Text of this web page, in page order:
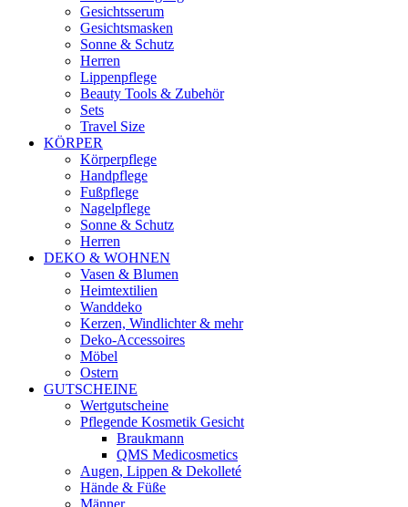
Gesichtsserum
Gesichtsmasken
Sonne & Schutz
Herren
Lippenpflege
Beauty Tools & Zubehör
Sets
Travel Size
KÖRPER
Körperpflege
Handpflege
Fußpflege
Nagelpflege
Sonne & Schutz
Herren
DEKO & WOHNEN
Vasen & Blumen
Heimtextilien
Wanddeko
Kerzen, Windlichter & mehr
Deko-Accessoires
Möbel
Ostern
GUTSCHEINE
Wertgutscheine
Pflegende Kosmetik Gesicht
Braukmann
QMS Medicosmetics
Augen, Lippen & Dekolleté
Hände & Füße
Männer